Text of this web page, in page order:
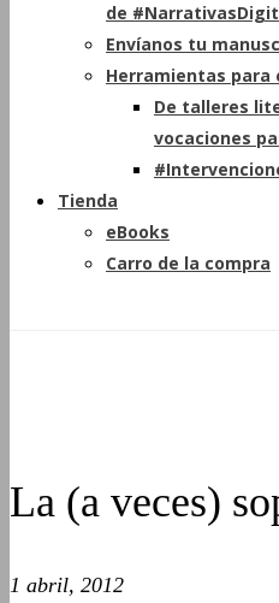
de
Envíanos tu
Herramientas para
De talleres
vocaciones
Tienda
eBooks
Carro de la compra
La (a veces)
1 abril, 2012